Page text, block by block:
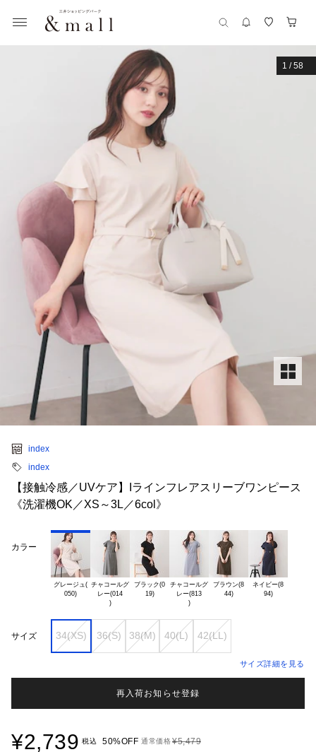
1 /58
index
index
【接触冷感／UVケア】Iラインフレアスリーブワンピース
《洗濯機OK／XS～3L／6col》
カラー
グレージュ( チャコールグ
レー(014
)
ブラック(0
19)
チャコールグ
レー(813
)
ブラウン(8
44)
ネイビー(8
94)
サイズ 34(XS) 36(S) 38(M) 40(L) 42(LL)
サイズ詳細を見る
再入荷お知らせ登録
¥2,739 税込 50%OFF 通常価格¥5,479